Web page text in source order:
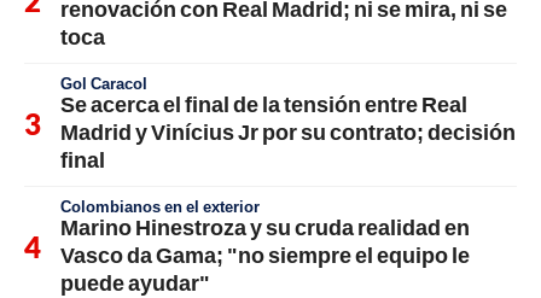
renovación con Real Madrid; ni se mira, ni se
toca
Gol Caracol
Se acerca el final de la tensión entre Real
Madrid y Vinícius Jr por su contrato; decisión
final
Colombianos en el exterior
Marino Hinestroza y su cruda realidad en
Vasco da Gama; "no siempre el equipo le
puede ayudar"